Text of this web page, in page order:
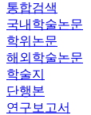
통합검색
국내학술논문
학위논문
해외학술논문
학술지
단행본
연구보고서